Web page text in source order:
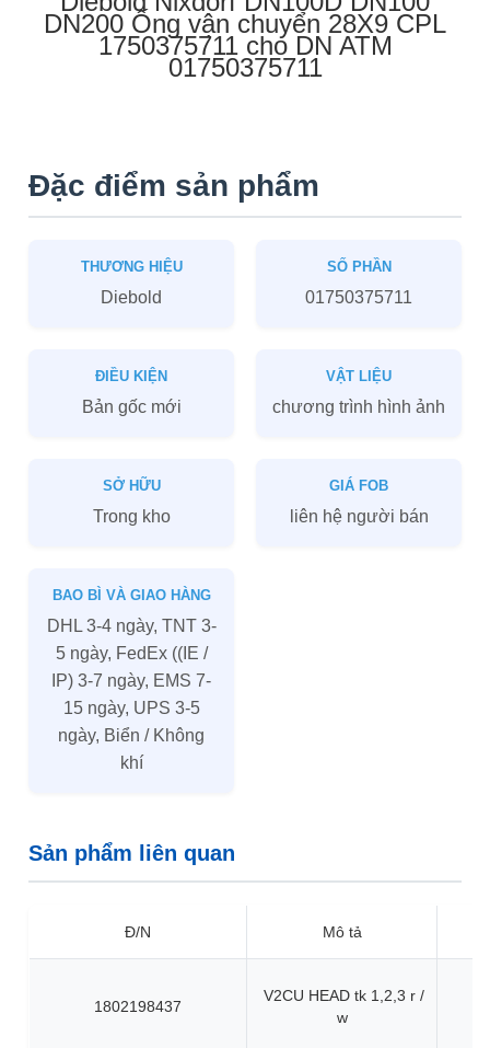
DN200 Ống vận chuyển 28X9 CPL
1750375711 cho DN ATM
01750375711
Đặc điểm sản phẩm
THƯƠNG HIỆU
Diebold
SỐ PHẦN
01750375711
ĐIỀU KIỆN
Bản gốc mới
VẬT LIỆU
chương trình hình ảnh
SỞ HỮU
Trong kho
GIÁ FOB
liên hệ người bán
BAO BÌ VÀ GIAO HÀNG
DHL 3-4 ngày, TNT 3-
5 ngày, FedEx ((IE /
IP) 3-7 ngày, EMS 7-
15 ngày, UPS 3-5
ngày, Biển / Không
khí
Sản phẩm liên quan
Đ/N Mô tả
1802198437
V2CU HEAD tk 1,2,3 r /
w